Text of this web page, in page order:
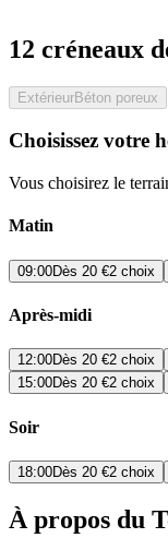
12 créneaux
ExtérieurBéton poreux
Choisissez votre
Vous choisirez le
Matin
09:00Dès 20 €2 choix
Après-midi
12:00Dès 20 €2 choix
15:00Dès 20 €2 choix
Soir
18:00Dès 20 €2 choix
À propos du